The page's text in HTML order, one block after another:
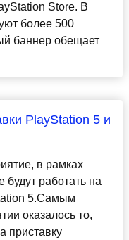
Store. В
более 500
баннер обещает
PlayStation 5 и
в рамках
будут работать на
5.Самым
оказалось то,
приставку